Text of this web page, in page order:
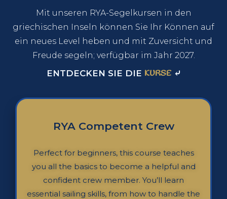
Mit unseren RYA-Segelkursen in den
griechischen Inseln können Sie Ihr Können auf
ein neues Level heben und mit Zuversicht und
Freude segeln; verfügbar im Jahr 2027.
ENTDECKEN SIE DIE KURSE ⤶
RYA Competent Crew
Perfect for beginners, this course teaches
you all the basics to become a helpful and
confident crew member. You’ll learn
essential sailing skills, from how to handle the